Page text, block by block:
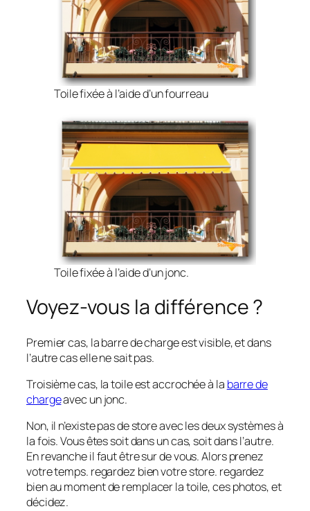
Toile fixée à l’aide d’un fourreau
Toile fixée à l’aide d’un jonc.
Voyez-vous la différence ?
Premier cas, la barre de charge est visible, et dans
l’autre cas elle ne sait pas.
Troisième cas, la toile est accrochée à la barre de
chargeavec un jonc.
Non, il n’existe pas de store avec les deux systèmes à
la fois. Vous êtes soit dans un cas, soit dans l’autre.
En revanche il faut être sur de vous. Alors prenez
votre temps. regardez bien votre store. regardez
bien au moment de remplacer la toile, ces photos, et
décidez.